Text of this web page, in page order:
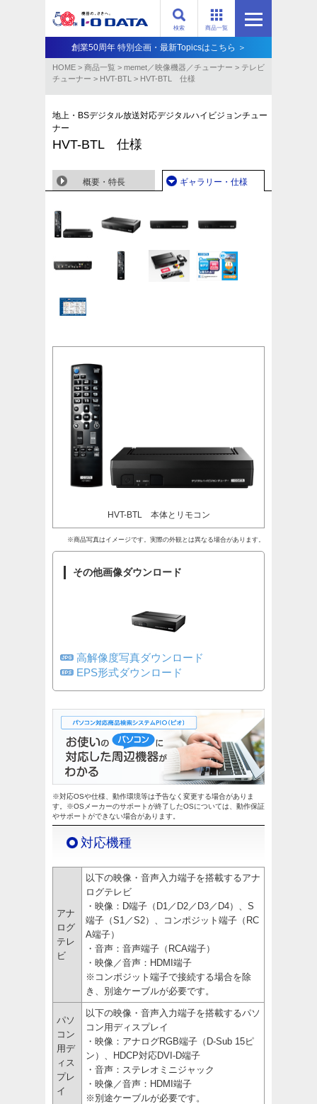
商品一覧
検索
創業50周年 特別企画・最新Topicsはこちら ＞
HOME > 商品一覧 > memet／映像機器／チューナー > テレビ
チューナー > HVT-BTL > HVT-BTL 仕様
地上・BSデジタル放送対応デジタルハイビジョンチュー
ナー
HVT-BTL 仕様
概要・特長 ギャラリー・仕様
HVT-BTL 本体とリモコン
※商品写真はイメージです。実際の外観とは異なる場合があります。
その他画像ダウンロード
高解像度写真ダウンロード
EPS形式ダウンロード
※対応OSや仕様、動作環境等は予告なく変更する場合がありま
す。※OSメーカーのサポートが終了したOSについては、動作保証
やサポートができない場合があります。
対応機種
アナ
ログ
テレ
ビ
以下の映像・音声入力端子を搭載するアナ
ログテレビ
・映像：D端子（D1／D2／D3／D4）、S
端子（S1／S2）、コンポジット端子（RC
A端子）
・音声：音声端子（RCA端子）
・映像／音声：HDMI端子
※コンポジット端子で接続する場合を除
き、別途ケーブルが必要です。
パソ
コン
用デ
ィス
プレ
イ
以下の映像・音声入力端子を搭載するパソ
コン用ディスプレイ
・映像：アナログRGB端子（D-Sub 15ピ
ン）、HDCP対応DVI-D端子
・音声：ステレオミニジャック
・映像／音声：HDMI端子
※別途ケーブルが必要です。